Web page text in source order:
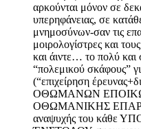
αρκούνται μόνον σε
υπερηφάνειας, σε
μνημοσύνων-σαν τις
μοιρολογίστρες και
και άιντε… το πολύ
“πολεμικού σκάφους”
(“επιχείρηση
ΟΘΩΜΑΝΩΝ ΕΠΟΙΚΩΝ
ΟΘΩΜΑΝΙΚΗΣ
αναψυχής του κάθε